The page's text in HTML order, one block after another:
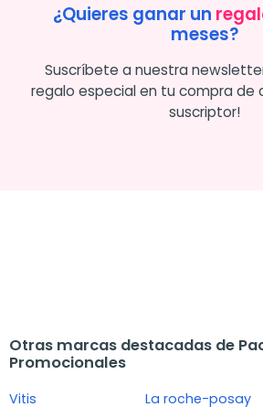
¿Quieres ganar un
meses?
Suscríbete a nuestra
regalo especial en tu compra de
suscriptor!
Otras marcas destacadas de
Promocionales
Vitis
La roche-posay